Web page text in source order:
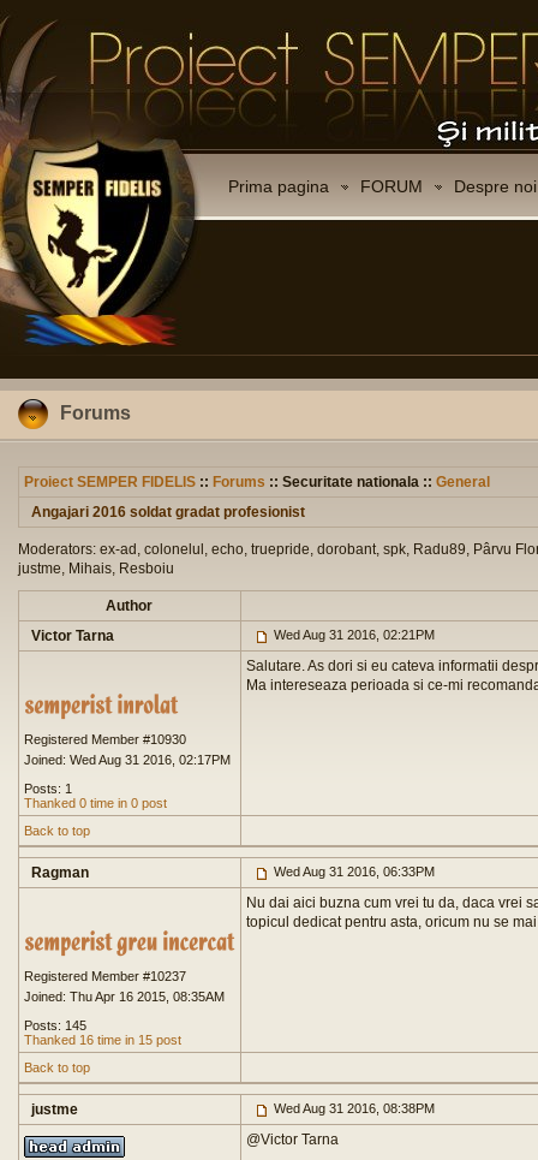
Prima pagina FORUM Despre noi
Forums
Proiect SEMPER FIDELIS :: Forums :: Securitate nationala :: General
Angajari 2016 soldat gradat profesionist
Moderators: ex-ad, colonelul, echo, truepride, dorobant, spk, Radu89, Pârvu
justme, Mihais, Resboiu
Author
Victor Tarna
Wed Aug 31 2016, 02:21PM
Registered Member #10930
Joined: Wed Aug 31 2016, 02:17PM
Posts: 1
Thanked 0 time in 0 post
Salutare. As dori si eu cateva informatii
Ma intereseaza perioada si ce-mi
Back to top
Ragman Wed Aug 31 2016, 06:33PM
Registered Member #10237
Joined: Thu Apr 16 2015, 08:35AM
Posts: 145
Thanked 16 time in 15 post
Nu dai aici buzna cum vrei tu da, daca vrei
topicul dedicat pentru asta, oricum nu se
Back to top
justme Wed Aug 31 2016, 08:38PM
@Victor Tarna